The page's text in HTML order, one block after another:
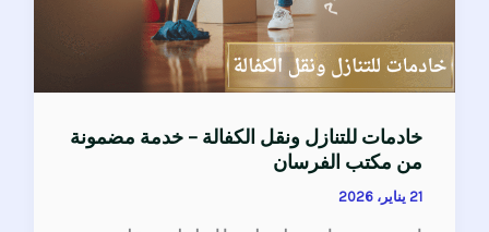
خادمات للتنازل ونقل الكفالة – خدمة مضمونة
من مكتب الفرسان
21 يناير، 2026
مكتب
الفرسان